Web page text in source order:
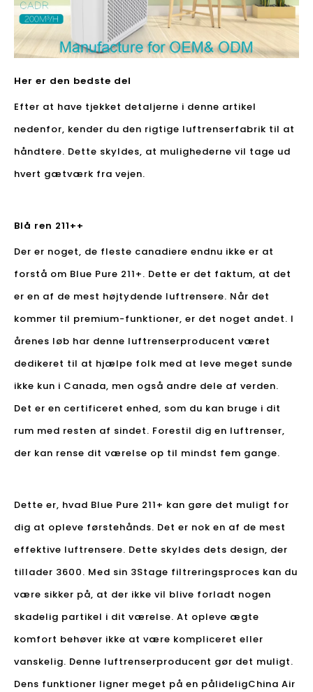
Her er den bedste del
Efter at have tjekket detaljerne i denne artikel
nedenfor, kender du den rigtige luftrenserfabrik til at
håndtere. Dette skyldes, at mulighederne vil tage ud
hvert gætværk fra vejen.
Blå ren 211++
Der er noget, de fleste canadiere endnu ikke er at
forstå om Blue Pure 211+. Dette er det faktum, at det
er en af ​​de mest højtydende luftrensere. Når det
kommer til premium-funktioner, er det noget andet. I
årenes løb har denne luftrenserproducent været
dedikeret til at hjælpe folk med at leve meget sunde
ikke kun i Canada, men også andre dele af verden.
Det er en certificeret enhed, som du kan bruge i dit
rum med resten af ​​sindet. Forestil dig en luftrenser,
der kan rense dit værelse op til mindst fem gange.
Dette er, hvad Blue Pure 211+ kan gøre det muligt for
dig at opleve førstehånds. Det er nok en af ​​de mest
effektive luftrensere. Dette skyldes dets design, der
tillader 3600. Med sin 3Stage filtreringsproces kan du
være sikker på, at der ikke vil blive forladt nogen
skadelig partikel i dit værelse. At opleve ægte
komfort behøver ikke at være kompliceret eller
vanskelig. Denne luftrenserproducent gør det muligt.
Dens funktioner ligner meget på en pålideligChina Air